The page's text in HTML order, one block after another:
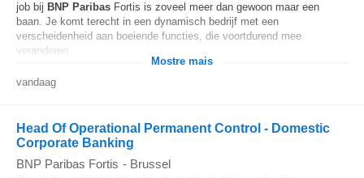
job bij BNP Paribas Fortis is zoveel meer dan gewoon maar een
baan. Je komt terecht in een dynamisch bedrijf met een
verscheidenheid aan boeiende functies, die voortdurend mee
veranderen...
Mostre mais
vandaag
Head Of Operational Permanent Control - Domestic
Corporate Banking
BNP Paribas Fortis - Brussel